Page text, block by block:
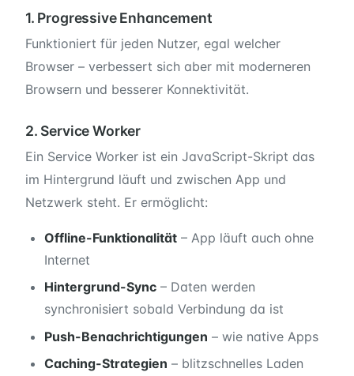
1. Progressive Enhancement
Funktioniert für jeden Nutzer, egal welcher
Browser – verbessert sich aber mit moderneren
Browsern und besserer Konnektivität.
2. Service Worker
Ein Service Worker ist ein JavaScript-Skript das
im Hintergrund läuft und zwischen App und
Netzwerk steht. Er ermöglicht:
Offline-Funktionalität – App läuft auch ohne
Internet
Hintergrund-Sync – Daten werden
synchronisiert sobald Verbindung da ist
Push-Benachrichtigungen – wie native Apps
Caching-Strategien – blitzschnelles Laden